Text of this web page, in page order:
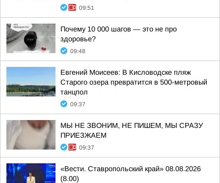
09:51
Почему 10 000 шагов — это не про
здоровье?
09:48
Евгений Моисеев: В Кисловодске пляж
Старого озера превратится в 500-метровый
танцпол
09:37
МЫ НЕ ЗВОНИМ, НЕ ПИШЕМ, МЫ СРАЗУ
ПРИЕЗЖАЕМ
09:37
«Вести. Ставропольский край» 08.08.2026
(8.00)